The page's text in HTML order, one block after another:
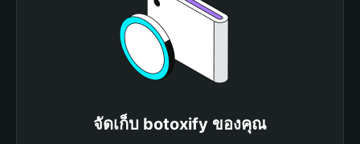
จัดเก็บ botoxify ของคุณ